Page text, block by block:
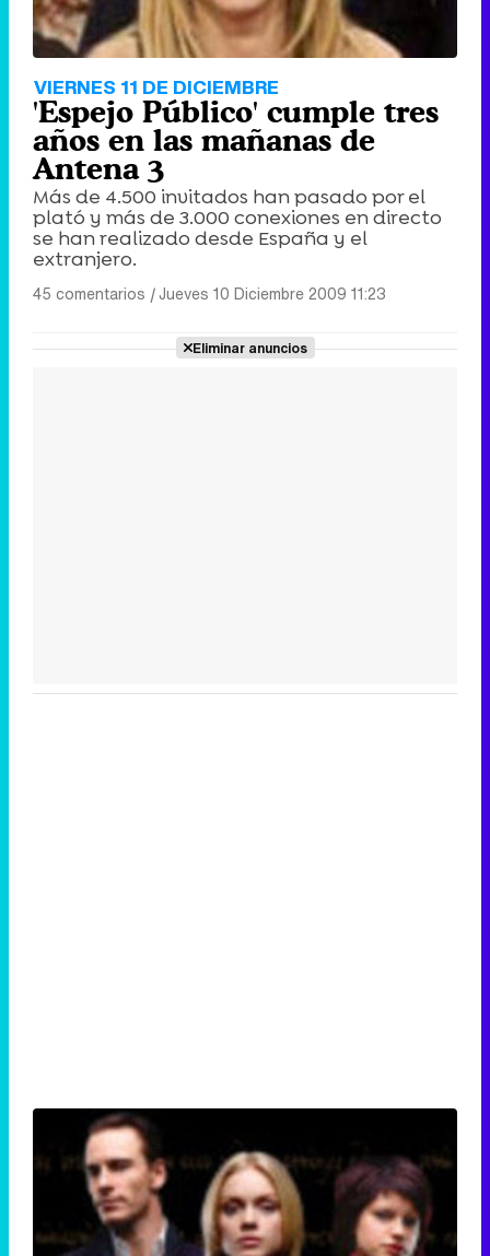
VIERNES 11 DE DICIEMBRE
'Espejo Público' cumple tres
años en las mañanas de
Antena 3
Más de 4.500 invitados han pasado por el
plató y más de 3.000 conexiones en directo
se han realizado desde España y el
extranjero.
45 comentarios |Jueves 10 Diciembre 2009 11:23
Eliminar anuncios